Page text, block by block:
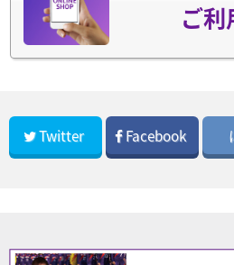
ご利
Twitter Facebook